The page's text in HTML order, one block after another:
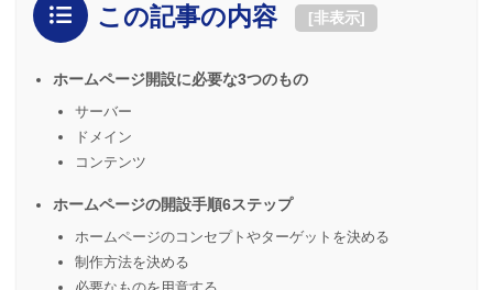
この記事の内容 [非表示]
ホームページ開設に必要な3つのもの
サーバー
ドメイン
コンテンツ
ホームページの開設手順6ステップ
ホームページのコンセプトやターゲットを決める
制作方法を決める
必要なものを用意する